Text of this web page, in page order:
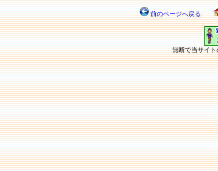
前のページへ戻る
無断で当サイ